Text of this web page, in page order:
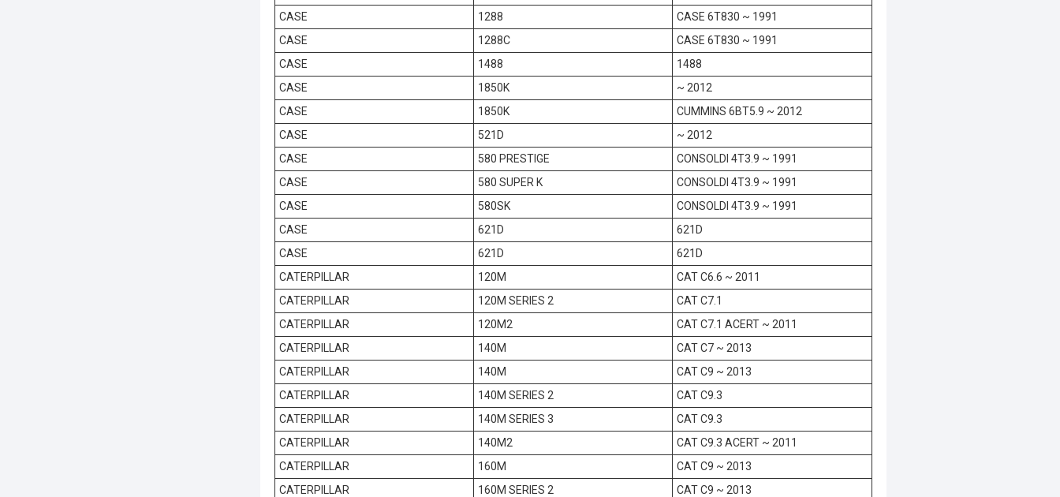
CASE
1288
CASE 6T830 ~ 1991
CASE
1288C
CASE 6T830 ~ 1991
CASE
1488
1488
CASE
1850K
~ 2012
CASE
1850K
CUMMINS 6BT5.9 ~ 2012
CASE
521D
~ 2012
CASE
580 PRESTIGE
CONSOLDI 4T3.9 ~ 1991
CASE
580 SUPER K
CONSOLDI 4T3.9 ~ 1991
CASE
580SK
CONSOLDI 4T3.9 ~ 1991
CASE
621D
621D
CASE
621D
621D
CATERPILLAR
120M
CAT C6.6 ~ 2011
CATERPILLAR
120M SERIES 2
CAT C7.1
CATERPILLAR
120M2
CAT C7.1 ACERT ~ 2011
CATERPILLAR
140M
CAT C7 ~ 2013
CATERPILLAR
140M
CAT C9 ~ 2013
CATERPILLAR
140M SERIES 2
CAT C9.3
CATERPILLAR
140M SERIES 3
CAT C9.3
CATERPILLAR
140M2
CAT C9.3 ACERT ~ 2011
CATERPILLAR
160M
CAT C9 ~ 2013
CATERPILLAR
160M SERIES 2 CAT C9 ~ 2013